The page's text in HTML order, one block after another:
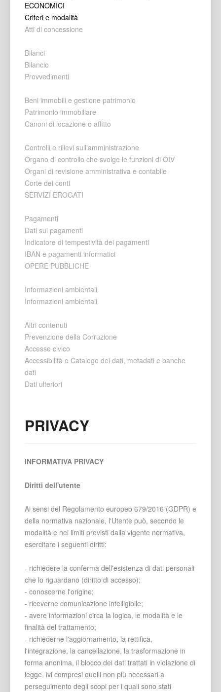
ECONOMICI
Criteri e modalità
Atti di concessione
Bilanci
Bilancio
Provvedimenti
Beni immobili e gestione patrimonio
Patrimonio immobiliare
Canoni di locazione o affitto
Controlli e rilievi sull'amministrazione
Organo di controllo che svolge le funzioni di OIV
Organi di revisione amministrativa e contabile
Corte dei conti
SERVIZI EROGATI
Pagamenti
Dati sui pagamenti
Indicatore di tempestività dei pagamenti
IBAN e pagamenti informatici
OPERE PUBBLICHE
Informazioni ambientali
Informazioni ambientali
Altri contenuti
Prevenzione della Corruzione
Accesso civico
Accessibilità e Catalogo dei dati, metadati e banche
dati
Dati ulteriori
PRIVACY
INFORMATIVA PRIVACY
Diritti dell'utente
Ai sensi del Regolamento europeo 679/2016 (GDPR) e
della normativa nazionale, l'Utente può, secondo le
modalità e nei limiti previsti dalla vigente normativa,
esercitare i seguenti diritti:
- richiedere la conferma dell'esistenza di dati personali
che lo riguardano (diritto di accesso);
- conoscerne l'origine;
- riceverne comunicazione intelligibile;
- avere informazioni circa la logica, le modalità e le
finalità del trattamento;
- richiederne l'aggiornamento, la rettifica,
l'integrazione, la cancellazione, la trasformazione in
forma anonima, il blocco dei dati trattati in violazione di
legge, ivi compresi quelli non più necessari al
perseguimento degli scopi per i quali sono stati